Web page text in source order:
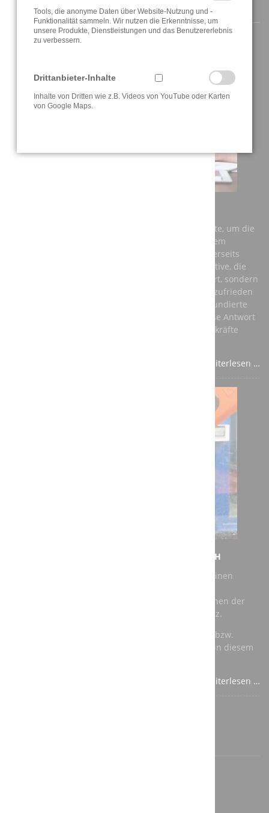
AKTUELLE INFORMATIONEN
Einerseits benötigt Deutschland dringend Fachkräfte, um die
Anforderungen der Zukunft zu meistern und auf dem
globalen Markt konkurrenzfähig zu bleiben. Andererseits
brauchen junge Menschen eine berufliche Perspektive, die
ihnen nicht nur ein vernünftiges Einkommen sichert, sondern
auch ihre persönliche Entwicklung fördert und sie zufrieden
stellt. Die beste Antwort auf diese Fragen ist eine fundierte
Ausbildung in einem anerkannten Beruf – und diese Antwort
sollte aus den Unternehmen kommen, die auf Fachkräfte
Weiterlesen …
NEUER AUFTRAG FÜR DIE A3T ENGINEERING GMBH
Bei unserem jüngsten Auftrag geht es darum, für einen
modernisieren. Als Roboter kommen dabei Maschinen der
renommierten Hersteller Kuka und ABB zum Einsatz.
Für die speicherprogrammierbare Steuerung (SPS) bzw.
Totally Integrated Automation (TIA) verwenden wir in diesem
Weiterlesen …
Tools, die anonyme Daten über Website-Nutzung und -
Funktionalität sammeln. Wir nutzen die Erkenntnisse, um
unsere Produkte, Dienstleistungen und das Benutzererlebnis
zu verbessern.
Drittanbieter-Inhalte
Inhalte von Dritten wie z.B. Videos von YouTube oder Karten
von Google Maps.